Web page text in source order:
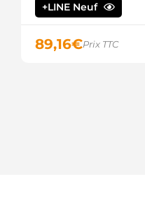
+LINE Neuf
89,16€Prix TTC